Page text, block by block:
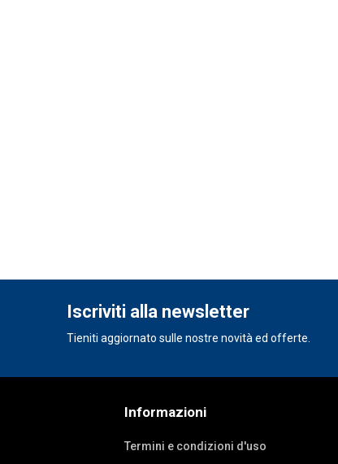
Iscriviti alla newsletter
Tieniti aggiornato sulle nostre novità ed offerte.
Informazioni
Termini e condizioni d'uso